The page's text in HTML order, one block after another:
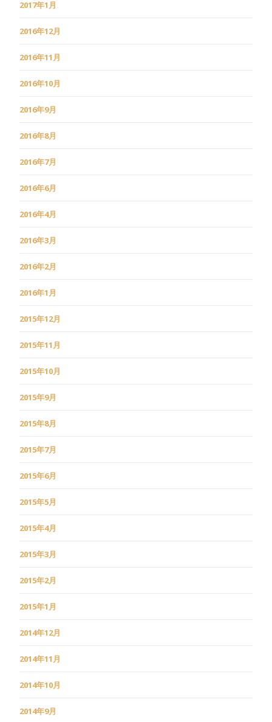
2017年1月
2016年12月
2016年11月
2016年10月
2016年9月
2016年8月
2016年7月
2016年6月
2016年4月
2016年3月
2016年2月
2016年1月
2015年12月
2015年11月
2015年10月
2015年9月
2015年8月
2015年7月
2015年6月
2015年5月
2015年4月
2015年3月
2015年2月
2015年1月
2014年12月
2014年11月
2014年10月
2014年9月